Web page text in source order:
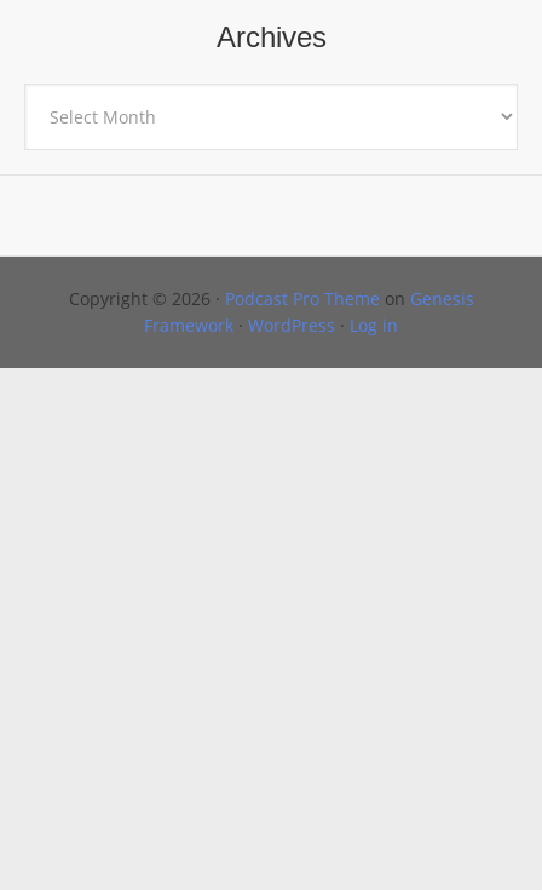
Archives
Copyright © 2026 · Podcast Pro Theme on Genesis
Framework · WordPress · Log in